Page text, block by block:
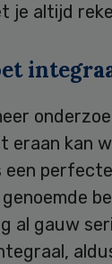
je altijd
eraan kan
een
genoemde
al gauw